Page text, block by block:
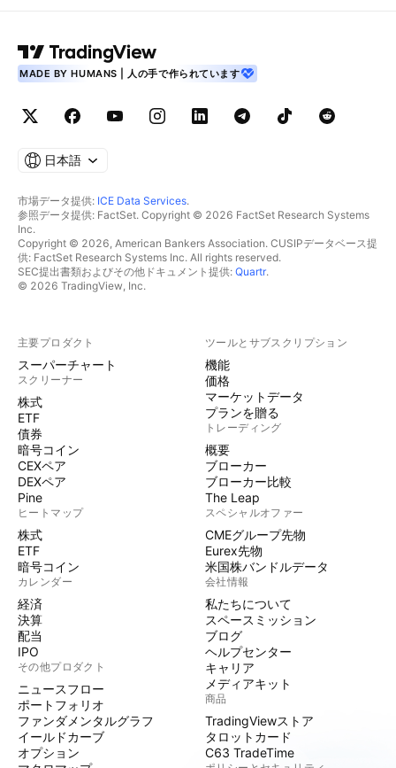
MADE BY HUMANS | 人の手で作られています
日本語
市場データ提供: ICE Data Services.
参照データ提供: FactSet. Copyright © 2026 FactSet Research Systems
Inc.
Copyright © 2026, American Bankers Association. CUSIPデータベース提
供: FactSet Research Systems Inc. All rights reserved.
SEC提出書類およびその他ドキュメント提供: Quartr.
© 2026 TradingView, Inc.
主要プロダクト
スーパーチャート
スクリーナー
株式
ETF
債券
暗号コイン
CEXペア
DEXペア
Pine
ヒートマップ
株式
ETF
暗号コイン
カレンダー
経済
決算
配当
IPO
その他プロダクト
ニュースフロー
ポートフォリオ
ファンダメンタルグラフ
イールドカーブ
オプション
ツールとサブスクリプション
機能
価格
マーケットデータ
プランを贈る
トレーディング
概要
ブローカー
ブローカー比較
The Leap
スペシャルオファー
CMEグループ先物
Eurex先物
米国株バンドルデータ
会社情報
私たちについて
スペースミッション
ブログ
ヘルプセンター
キャリア
メディアキット
商品
TradingViewストア
タロットカード
C63 TradeTime